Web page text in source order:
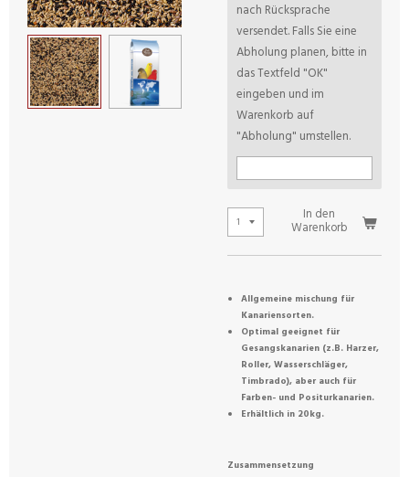
nach Rücksprache
versendet. Falls Sie eine
Abholung planen, bitte in
das Textfeld "OK"
eingeben und im
Warenkorb auf
"Abholung" umstellen.
In den
Warenkorb
Allgemeine mischung für
Kanariensorten.
Optimal geeignet für
Gesangskanarien (z.B. Harzer,
Roller, Wasserschläger,
Timbrado), aber auch für
Farben- und Positurkanarien.
Erhältlich in 20kg.
Zusammensetzung